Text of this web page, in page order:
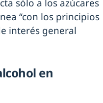
sólo a los azúcares
“con los principios
interés general
en